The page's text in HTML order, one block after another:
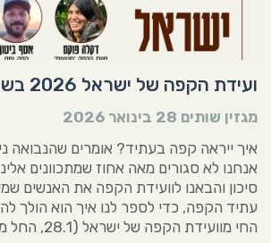
ועידת הקפה של ישראל 2026 בשידור חי
מגזין שותים 28 בינואר 2026
איך ייראה קפה בעתיד? אומרים שהנבואה
אנחנו לא סגורים מאה אחוז שמתכוונים
סיכון והבאנו לוועידת הקפה את האנשים
עתיד הקפה, כדי לספר לנו איך הוא הולך
החי מוועידת הקפה של ישראל (28.1, החל מ-19:00):